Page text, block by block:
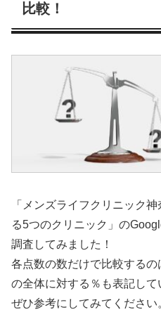
比較！
「メンズライフクリニック
る5つのクリニック」の
調査してみました！
各点数の数だけで比較する
の全体に対する％も表記して
ぜひ参考にしてみてください